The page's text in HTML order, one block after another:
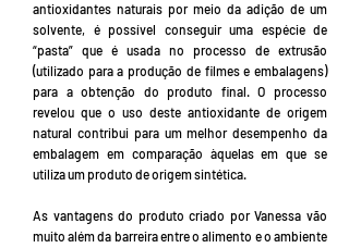
antioxidantes naturais por meio da adição de um
solvente, é possível conseguir uma espécie de
“pasta” que é usada no processo de extrusão
(utilizado para a produção de filmes e embalagens)
para a obtenção do produto final. O processo
revelou que o uso deste antioxidante de origem
natural contribui para um melhor desempenho da
embalagem em comparação àquelas em que se
utiliza um produto de origem sintética.
As vantagens do produto criado por Vanessa vão
muito além da barreira entre o alimento e o ambiente